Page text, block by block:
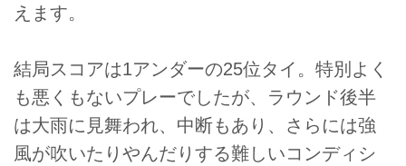
えます。
結局スコアは1アンダーの25位タイ。特別よく
も悪くもないプレーでしたが、ラウンド後半
は大雨に見舞われ、中断もあり、さらには強
風が吹いたりやんだりする難しいコンディシ